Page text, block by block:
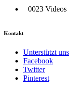
0023 Videos
Kontakt
Unterstützt uns
Facebook
Twitter
Pinterest